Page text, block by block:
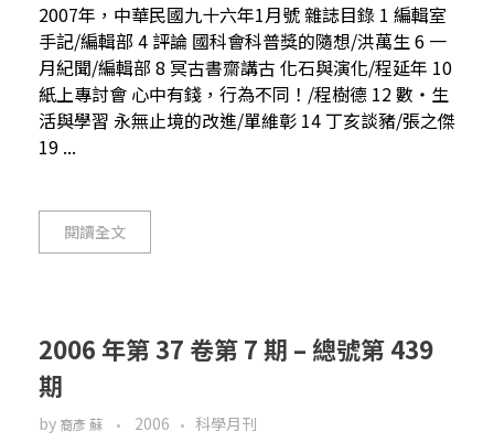
2007年，中華民國九十六年1月號 雜誌目錄 1 編輯室
手記/編輯部 4 評論 國科會科普獎的隨想/洪萬生 6 一
月紀聞/編輯部 8 冥古書齋講古 化石與演化/程延年 10
紙上專討會 心中有錢，行為不同！/程樹德 12 數・生
活與學習 永無止境的改進/單維彰 14 丁亥談豬/張之傑
19 ...
閱讀全文
2006 年第 37 卷第 7 期 – 總號第 439
期
by 裔彥 蘇 2006 科學月刊